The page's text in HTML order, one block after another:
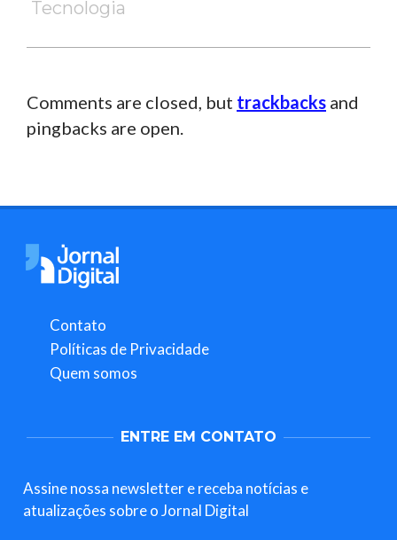
Tecnologia
Comments are closed, but trackbacks and
pingbacks are open.
Contato
Políticas de Privacidade
Quem somos
ENTRE EM CONTATO
Assine nossa newsletter e receba notícias e
atualizações sobre o Jornal Digital